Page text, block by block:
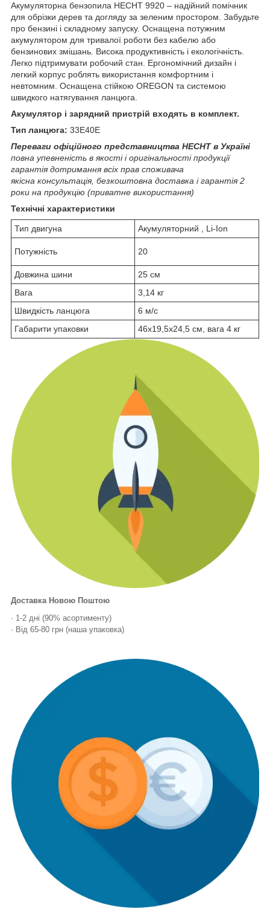
Акумуляторна бензопила HECHT 9920 – надійний помічник
для обрізки дерев та догляду за зеленим простором. Забудьте
про бензині і складному запуску. Оснащена потужним
акумулятором для тривалої роботи без кабелю або
бензинових змішань. Висока продуктивність і екологічність.
Легко підтримувати робочий стан. Ергономічний дизайн і
легкий корпус роблять використання комфортним і
невтомним. Оснащена стійкою OREGON та системою
швидкого натягування ланцюга.
Акумулятор і зарядний пристрій входять в комплект.
Тип ланцюга: 33E40E
Переваги офіційного представництва HECHT в Україні
повна упевненість в якості і оригінальності продукції
гарантія дотримання всіх прав споживача
якісна консультація, безкоштовна доставка і гарантія 2
роки на продукцію (приватне використання)
Технічні характеристики
Тип двигуна Акумуляторний , Li-Ion
Потужність 20
Довжина шини
25 см
Вага
3,14 кг
Швидкість ланцюга
6 м/с
Габарити упаковки
46х19,5х24,5 см, вага 4 кг
Доставка Новою Поштою
· 1-2 дні (90% асортименту)
· Від 65-80 грн (наша упаковка)